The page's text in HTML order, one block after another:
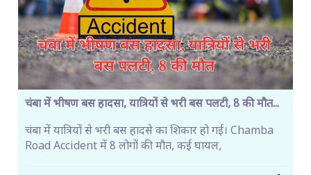
चंबा में भीषण बस हादसा, यात्रियों से भरी बस पलटी, 8 की मौत...
चंबा में यात्रियों से भरी बस हादसे का शिकार हो गई। Chamba
Road Accident में 8 लोगों की मौत, कई घायल,